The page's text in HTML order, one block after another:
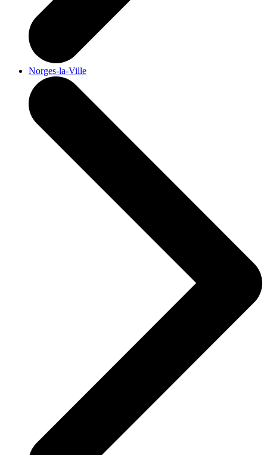
Norges-la-Ville